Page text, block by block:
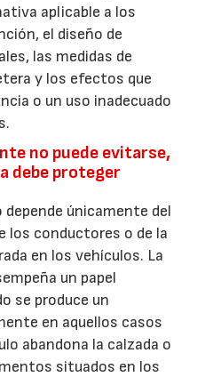
aplicable a los
el diseño de
las medidas de
y los efectos que
o un uso inadecuado
no puede evitarse,
debe proteger
depende únicamente del
los conductores o de la
en los vehículos. La
un papel
se produce un
en aquellos casos
abandona la calzada o
situados en los